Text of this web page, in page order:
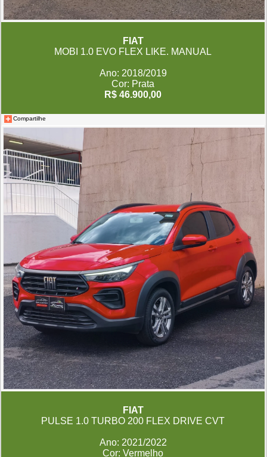
FIAT
MOBI 1.0 EVO FLEX LIKE. MANUAL
Ano: 2018/2019
Cor: Prata
R$ 46.900,00
Compartilhe
FIAT
PULSE 1.0 TURBO 200 FLEX DRIVE CVT
Ano: 2021/2022
Cor: Vermelho